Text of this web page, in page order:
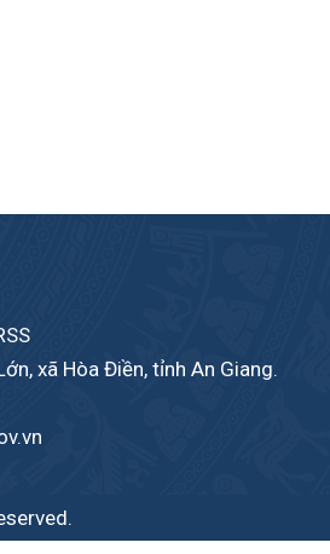
xã Hòa Điền, tỉnh An Giang.